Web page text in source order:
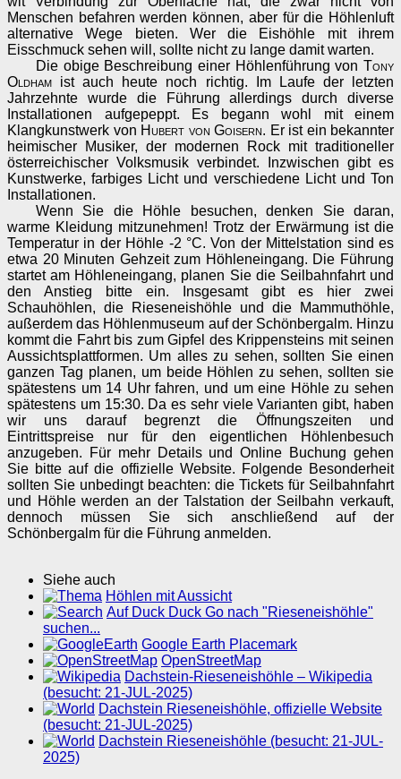
Menschen befahren werden können, aber für die Höhlenluft
alternative Wege bieten. Wer die Eishöhle mit ihrem
Eisschmuck sehen will, sollte nicht zu lange damit warten.
Die obige Beschreibung einer Höhlenführung von Tony
Oldham ist auch heute noch richtig. Im Laufe der letzten
Jahrzehnte wurde die Führung allerdings durch diverse
Installationen aufgepeppt. Es begann wohl mit einem
Klangkunstwerk von Hubert von Goisern. Er ist ein bekannter
heimischer Musiker, der modernen Rock mit traditioneller
österreichischer Volksmusik verbindet. Inzwischen gibt es
Kunstwerke, farbiges Licht und verschiedene Licht und Ton
Installationen.
Wenn Sie die Höhle besuchen, denken Sie daran,
warme Kleidung mitzunehmen! Trotz der Erwärmung ist die
Temperatur in der Höhle -2 °C. Von der Mittelstation sind es
etwa 20 Minuten Gehzeit zum Höhleneingang. Die Führung
startet am Höhleneingang, planen Sie die Seilbahnfahrt und
den Anstieg bitte ein. Insgesamt gibt es hier zwei
Schauhöhlen, die Rieseneishöhle und die Mammuthöhle,
außerdem das Höhlenmuseum auf der Schönbergalm. Hinzu
kommt die Fahrt bis zum Gipfel des Krippensteins mit seinen
Aussichtsplattformen. Um alles zu sehen, sollten Sie einen
ganzen Tag planen, um beide Höhlen zu sehen, sollten sie
spätestens um 14 Uhr fahren, und um eine Höhle zu sehen
spätestens um 15:30. Da es sehr viele Varianten gibt, haben
wir uns darauf begrenzt die Öffnungszeiten und
Eintrittspreise nur für den eigentlichen Höhlenbesuch
anzugeben. Für mehr Details und Online Buchung gehen
Sie bitte auf die offizielle Website. Folgende Besonderheit
sollten Sie unbedingt beachten: die Tickets für Seilbahnfahrt
und Höhle werden an der Talstation der Seilbahn verkauft,
dennoch müssen Sie sich anschließend auf der
Schönbergalm für die Führung anmelden.
Siehe auch
Höhlen mit Aussicht
Auf Duck Duck Go nach "Rieseneishöhle"
suchen...
Google Earth Placemark
OpenStreetMap
Dachstein-Rieseneishöhle – Wikipedia
(besucht: 21-JUL-2025)
Dachstein Rieseneishöhle, offizielle Website
(besucht: 21-JUL-2025)
Dachstein Rieseneishöhle (besucht: 21-JUL-
2025)